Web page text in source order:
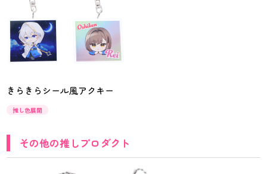
きらきらシール風アクキー
推し色展開
その他の推しプロダクト